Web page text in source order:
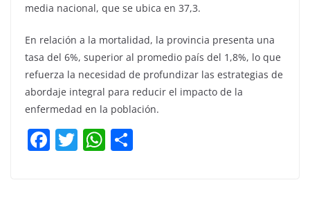
media nacional, que se ubica en 37,3.
En relación a la mortalidad, la provincia presenta una
tasa del 6%, superior al promedio país del 1,8%, lo que
refuerza la necesidad de profundizar las estrategias de
abordaje integral para reducir el impacto de la
enfermedad en la población.
F T W